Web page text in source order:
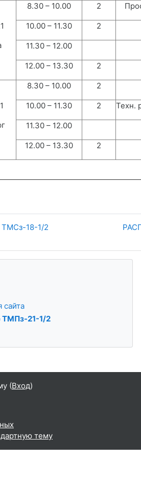
8.30 – 10.00 2
10.00 – 11.30 2
11.30 – 12.00
12.00 – 13.30 2
8.30 – 10.00 2
10.00 – 11.30 2 Техн.
11.30 – 12.00
12.00 – 13.30 2
18-1/2
сайта
ТМПз-21-1/2
(Вход)
тему